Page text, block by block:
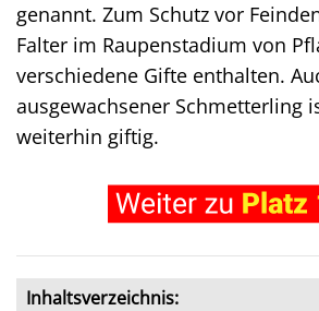
genannt. Zum Schutz vor
Falter im Raupenstadium von
verschiedene Gifte enthalten.
ausgewachsener Schmetterling
weiterhin giftig.
Inhaltsverzeichnis: